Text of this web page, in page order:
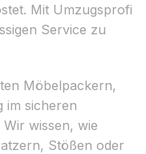
Mit Umzugsprofi
Service zu
Möbelpackern,
im sicheren
wissen, wie
Stößen oder